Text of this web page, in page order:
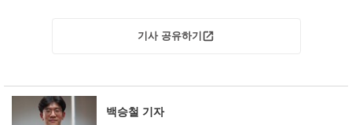
기사 공유하기
백승철 기자